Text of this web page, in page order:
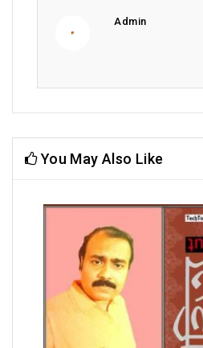
Admin
You May Also Like